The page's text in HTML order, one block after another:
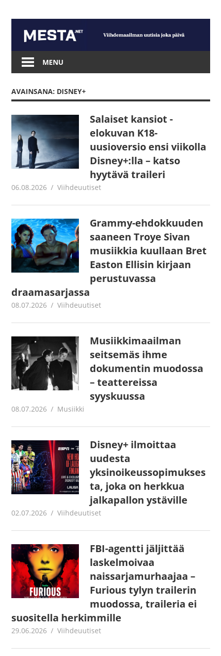
content
Mesta.net
MENU
AVAINSANA: DISNEY+
Salaiset kansiot -
elokuvan K18-
uusioversio ensi viikolla
Disney+:lla – katso
hyytävä traileri
06.08.2026 Juha Kaunisto
Viihdeuutiset
Grammy-ehdokkuuden
saaneen Troye Sivan
musiikkia kuullaan Bret
Easton Ellisin kirjaan
perustuvassa
draamasarjassa
08.07.2026 Juha Kaunisto
Viihdeuutiset
Musiikkimaailman
seitsemäs ihme
dokumentin muodossa
– teattereissa
syyskuussa
08.07.2026 Juha Kaunisto
Musiikki
Disney+ ilmoittaa
uudesta
yksinoikeussopimukses
ta, joka on herkkua
jalkapallon ystäville
02.07.2026 Juha Kaunisto
Viihdeuutiset
FBI-agentti jäljittää
laskelmoivaa
naissarjamurhaajaa –
Furious tylyn trailerin
muodossa, traileria ei
suositella herkimmille
29.06.2026 Juha Kaunisto
Viihdeuutiset